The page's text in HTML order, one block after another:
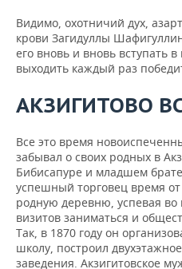
Видимо, охотничий дух,
крови Загидуллы
его вновь и вновь вступать
выходить каждый раз
АКЗИГИТОВО
Все это время
забывал о своих родных в
Бибисапуре и младшем
успешный торговец время
родную деревню, успевая во
визитов заниматься и
Так, в 1870 году он
школу, построил
заведения. Акзигитовское